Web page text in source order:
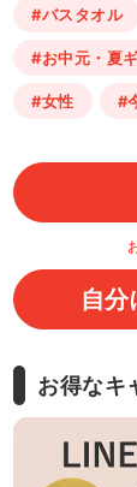
#バスタオル
#お中元・夏
#女性 #
自分
お得なキ